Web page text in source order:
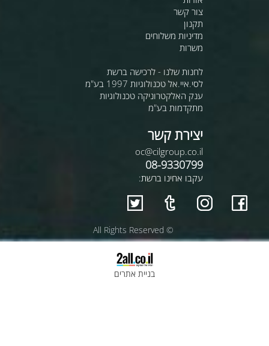
מדיניות משלוחים
לחנות שלנו - לרכישה ברשת
לסי.איי.אל טכנולוגיות 1997 בע"מ
ענק האלקטרוניקה טכנולוגיות
מתקדמות בע"מ
יצירת קשר
oc@cilgroup.co.il
08-9330799
עקבו אחינו ברשת: